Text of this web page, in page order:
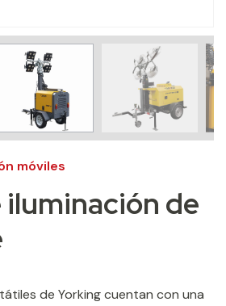
móviles
iluminación de
de Yorking cuentan con una